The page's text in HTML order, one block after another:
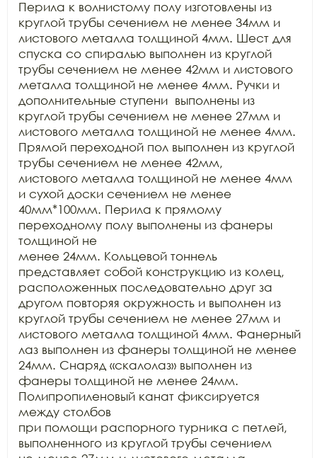
Перила к волнистому полу изготовлены из
круглой трубы сечением не менее 34мм и
листового металла толщиной 4мм. Шест для
спуска со спиралью выполнен из круглой
трубы сечением не менее 42мм и листового
металла толщиной не менее 4мм. Ручки и
дополнительные ступени  выполнены из
круглой трубы сечением не менее 27мм и
листового металла толщиной не менее 4мм.
Прямой переходной пол выполнен из круглой
трубы сечением не менее 42мм,
листового металла толщиной не менее 4мм
и сухой доски сечением не менее
40мм*100мм. Перила к прямому
переходному полу выполнены из фанеры
толщиной не
менее 24мм. Кольцевой тоннель
представляет собой конструкцию из колец,
расположенных последовательно друг за
другом повторяя окружность и выполнен из
круглой трубы сечением не менее 27мм и
листового металла толщиной 4мм. Фанерный
лаз выполнен из фанеры толщиной не менее
24мм. Снаряд «скалолаз» выполнен из
фанеры толщиной не менее 24мм.
Полипропиленовый канат фиксируется
между столбов
при помощи распорного турника с петлей,
выполненного из круглой трубы сечением